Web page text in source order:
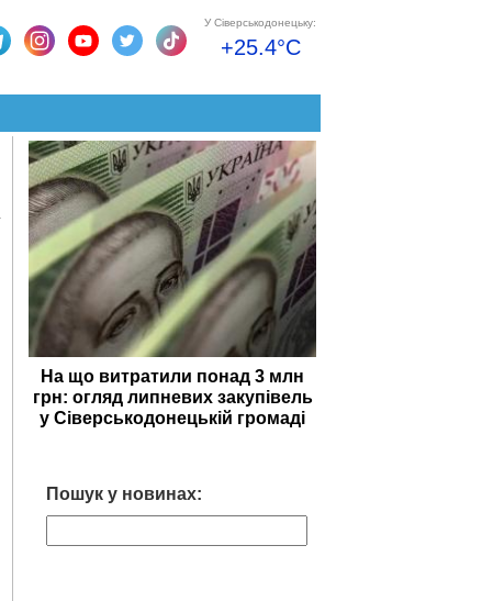
У Сіверськодонецьку:
+25.4°C
На що витратили понад 3 млн
грн: огляд липневих закупівель
у Сіверськодонецькій громаді
Пошук у новинах: